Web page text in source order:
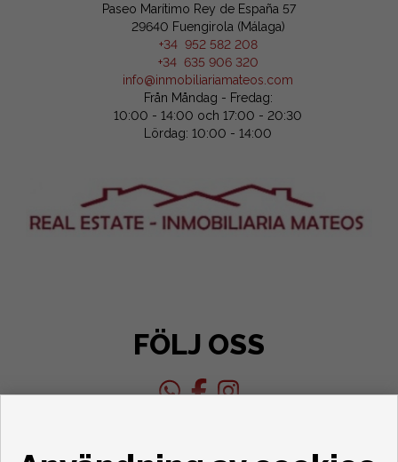
Paseo Marítimo Rey de España 57
29640 Fuengirola (Málaga)
+34 952 582 208
+34 635 906 320
info@inmobiliariamateos.com
Från Måndag - Fredag:
10:00 - 14:00 och 17:00 - 20:30
Lördag: 10:00 - 14:00
FÖLJ OSS